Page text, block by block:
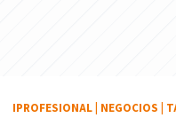
IPROFESIONAL NEGOCIOS